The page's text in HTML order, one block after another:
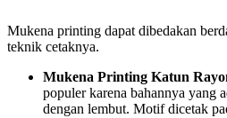
Mukena printing dapat dibedakan
teknik cetaknya.
Mukena Printing Katun
populer karena bahannya yang
dengan lembut. Motif dicetak